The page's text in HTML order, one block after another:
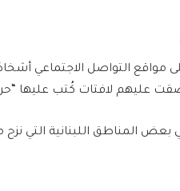
مواقع التواصل الاجتماعي
عليهم لافتات كُتب عليها
المناطق اللبنانية التي نزح